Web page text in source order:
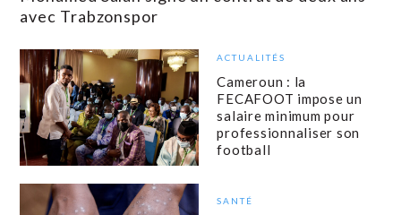
avec Trabzonspor
ACTUALITÉS
Cameroun : la
FECAFOOT impose un
salaire minimum pour
professionnaliser son
football
SANTÉ